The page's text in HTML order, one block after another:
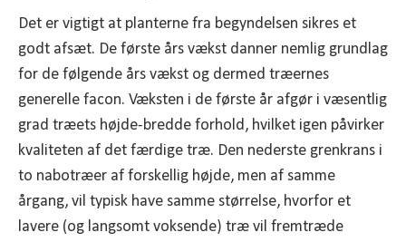
Det er vigtigt at planterne fra begyndelsen sikres et
godt afsæt. De første års vækst danner nemlig grundlag
for de følgende års vækst og dermed træernes
generelle facon. Væksten i de første år afgør i væsentlig
grad træets højde-bredde forhold, hvilket igen påvirker
kvaliteten af det færdige træ. Den nederste grenkrans i
to nabotræer af forskellig højde, men af samme
årgang, vil typisk have samme størrelse, hvorfor et
lavere (og langsomt voksende) træ vil fremtræde